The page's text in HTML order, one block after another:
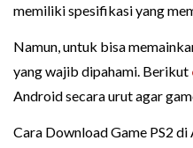
memiliki spesifikasi yang
Namun, untuk bisa
yang wajib dipahami. Berikut
Android secara urut agar
Cara Download Game PS2